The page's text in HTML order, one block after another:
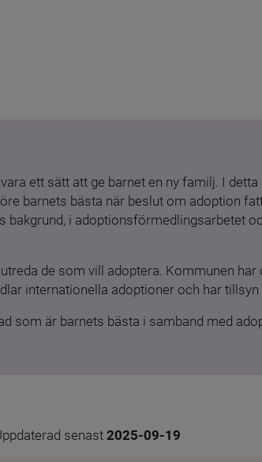
ett sätt att ge barnet en ny familj. I
barnets bästa när beslut om adoption
bakgrund, i adoptionsförmedlingsarbetet
de som vill adoptera. Kommunen
internationella adoptioner och har tillsyn
som är barnets bästa i samband med
senast 2025-09-19